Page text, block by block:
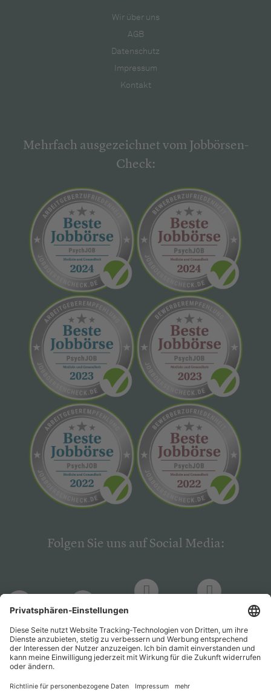
Wir über uns
AGB
Datenschutz
Impressum
Kontakt
Mehrfach ausgezeichnet vom Jobbörsen-
Check:
Folgen Sie uns auf Social Media:
PsychJOB PsychJOB
Hogrefe
Verlag
Hogrefe
Verlag